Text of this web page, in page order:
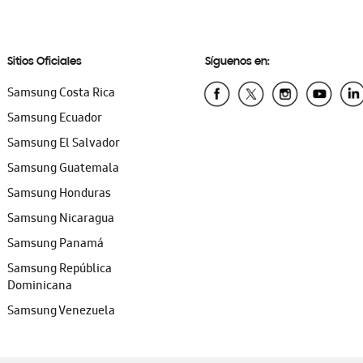
Sitios Oficiales
Samsung Costa Rica
Samsung Ecuador
Samsung El Salvador
Samsung Guatemala
Samsung Honduras
Samsung Nicaragua
Samsung Panamá
Samsung República
Dominicana
Samsung Venezuela
Síguenos en: